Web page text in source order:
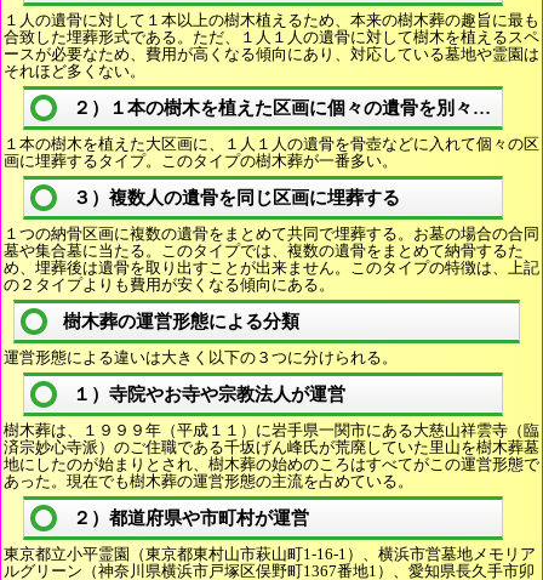
１人の遺骨に対して１本以上の樹木植えるため、本来の樹木葬の趣旨に最も
合致した埋葬形式である。ただ、１人１人の遺骨に対して樹木を植えるスペ
ースが必要なため、費用が高くなる傾向にあり、対応している墓地や霊園は
それほど多くない。
２）１本の樹木を植えた区画に個々の遺骨を別々に埋葬
１本の樹木を植えた大区画に、１人１人の遺骨を骨壺などに入れて個々の区
画に埋葬するタイプ。このタイプの樹木葬が一番多い。
３）複数人の遺骨を同じ区画に埋葬する
１つの納骨区画に複数の遺骨をまとめて共同で埋葬する。お墓の場合の合同
墓や集合墓に当たる。このタイプでは、複数の遺骨をまとめて納骨するた
め、埋葬後は遺骨を取り出すことが出来ません。このタイプの特徴は、上記
の２タイプよりも費用が安くなる傾向にある。
樹木葬の運営形態による分類
運営形態による違いは大きく以下の３つに分けられる。
１）寺院やお寺や宗教法人が運営
樹木葬は、１９９９年（平成１１）に岩手県一関市にある大慈山祥雲寺（臨
済宗妙心寺派）のご住職である千坂げん峰氏が荒廃していた里山を樹木葬墓
地にしたのが始まりとされ、樹木葬の始めのころはすべてがこの運営形態で
あった。現在でも樹木葬の運営形態の主流を占めている。
２）都道府県や市町村が運営
東京都立小平霊園（東京都東村山市萩山町1-16-1）、横浜市営墓地メモリア
ルグリーン（神奈川県横浜市戸塚区俣野町1367番地1）、愛知県長久手市卯